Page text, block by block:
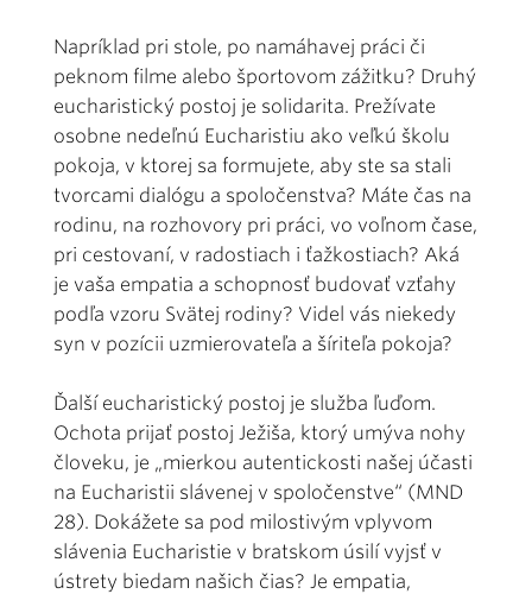
Napríklad pri stole, po namáhavej práci či
peknom filme alebo športovom zážitku? Druhý
eucharistický postoj je solidarita. Prežívate
osobne nedeľnú Eucharistiu ako veľkú školu
pokoja, v ktorej sa formujete, aby ste sa stali
tvorcami dialógu a spoločenstva? Máte čas na
rodinu, na rozhovory pri práci, vo voľnom čase,
pri cestovaní, v radostiach i ťažkostiach? Aká
je vaša empatia a schopnosť budovať vzťahy
podľa vzoru Svätej rodiny? Videl vás niekedy
syn v pozícii uzmierovateľa a šíriteľa pokoja?
Ďalší eucharistický postoj je služba ľuďom.
Ochota prijať postoj Ježiša, ktorý umýva nohy
človeku, je „mierkou autentickosti našej účasti
na Eucharistii slávenej v spoločenstve“ (MND
28). Dokážete sa pod milostivým vplyvom
slávenia Eucharistie v bratskom úsilí vyjsť v
ústrety biedam našich čias? Je empatia,